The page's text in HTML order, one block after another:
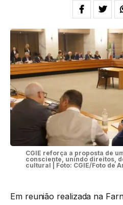
CGIE reforça a proposta de
consciente, unindo direitos,
cultural | Foto: CGIE/Foto de
Em reunião realizada na